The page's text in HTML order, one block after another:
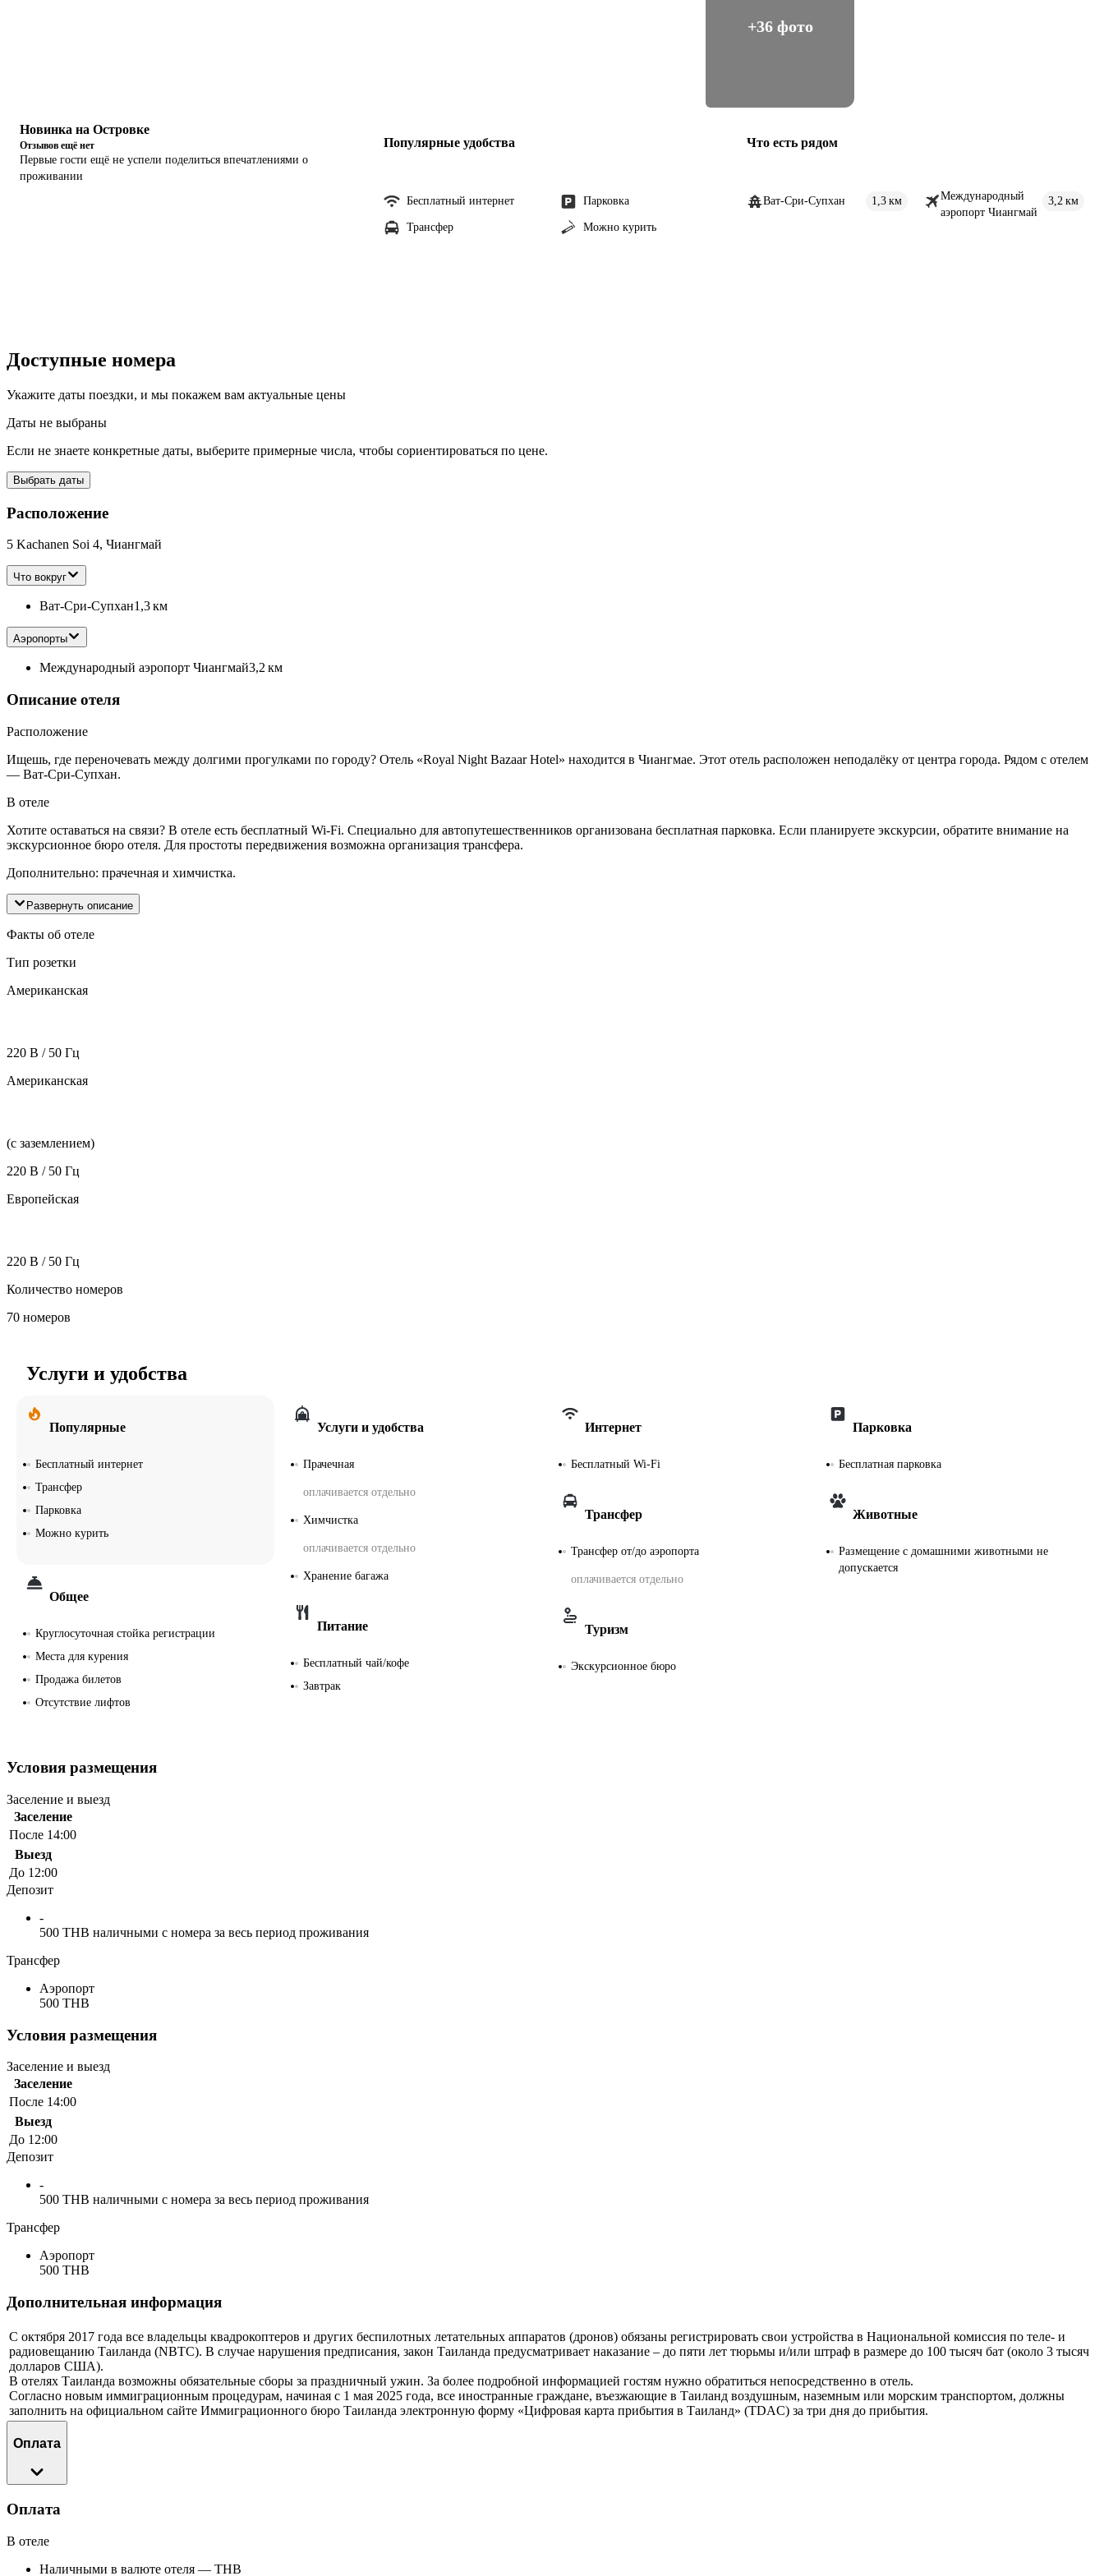
+36 фото
Новинка на Островке
Отзывов ещё нет
Первые гости ещё не успели поделиться впечатлениями о
проживании
Популярные удобства
Бесплатный интернет
Трансфер
Парковка
Можно курить
Что есть рядом
Ват-Сри-Супхан 1,3 км
Международный
аэропорт Чиангмай
3,2 км
Доступные номера
Укажите даты поездки, и мы покажем вам актуальные цены
Даты не выбраны
Если не знаете конкретные даты, выберите примерные числа, чтобы сориентироваться по цене.
Выбрать даты
Расположение
5 Kachanen Soi 4, Чиангмай
Что вокруг
Ват-Сри-Супхан1,3 км
Аэропорты
Международный аэропорт Чиангмай3,2 км
Описание отеля
Расположение
Ищешь, где переночевать между долгими прогулками по городу? Отель «Royal Night Bazaar Hotel» находится в Чиангмае. Этот отель расположен неподалёку от центра города. Рядом с отелем
— Ват-Сри-Супхан.
В отеле
Хотите оставаться на связи? В отеле есть бесплатный Wi-Fi. Специально для автопутешественников организована бесплатная парковка. Если планируете экскурсии, обратите внимание на
экскурсионное бюро отеля. Для простоты передвижения возможна организация трансфера.
Дополнительно: прачечная и химчистка.
Развернуть описание
Факты об отеле
Тип розетки
Американская
220 В / 50 Гц
Американская
(с заземлением)
220 В / 50 Гц
Европейская
220 В / 50 Гц
Количество номеров
70 номеров
Услуги и удобства
Популярные
Бесплатный интернет
Трансфер
Парковка
Можно курить
Общее
Круглосуточная стойка регистрации
Места для курения
Продажа билетов
Отсутствие лифтов
Услуги и удобства
Прачечная
оплачивается отдельно
Химчистка
оплачивается отдельно
Хранение багажа
Питание
Бесплатный чай/кофе
Завтрак
Интернет
Бесплатный Wi-Fi
Трансфер
Трансфер от/до аэропорта
оплачивается отдельно
Туризм
Экскурсионное бюро
Парковка
Бесплатная парковка
Животные
Размещение с домашними животными не
допускается
Условия размещения
Заселение и выезд
Заселение
После 14:00
Выезд
До 12:00
Депозит
-
500 THB наличными с номера за весь период проживания
Трансфер
Аэропорт
500 THB
Условия размещения
Заселение и выезд
Заселение
После 14:00
Выезд
До 12:00
Депозит
-
500 THB наличными с номера за весь период проживания
Трансфер
Аэропорт
500 THB
Дополнительная информация
С октября 2017 года все владельцы квадрокоптеров и других беспилотных летательных аппаратов (дронов) обязаны регистрировать свои устройства в Национальной комиссия по теле- и
радиовещанию Таиланда (NBTC). В случае нарушения предписания, закон Таиланда предусматривает наказание – до пяти лет тюрьмы и/или штраф в размере до 100 тысяч бат (около 3 тысяч
долларов США).
В отелях Таиланда возможны обязательные сборы за праздничный ужин. За более подробной информацией гостям нужно обратиться непосредственно в отель.
Согласно новым иммиграционным процедурам, начиная с 1 мая 2025 года, все иностранные граждане, въезжающие в Таиланд воздушным, наземным или морским транспортом, должны
заполнить на официальном сайте Иммиграционного бюро Таиланда электронную форму «Цифровая карта прибытия в Таиланд» (TDAC) за три дня до прибытия.
Оплата
Оплата
В отеле
Наличными в валюте отеля — THB